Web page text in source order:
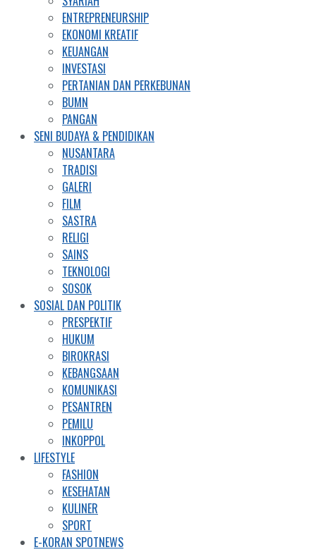
ENTREPRENEURSHIP
EKONOMI KREATIF
KEUANGAN
INVESTASI
PERTANIAN DAN PERKEBUNAN
BUMN
PANGAN
SENI BUDAYA & PENDIDIKAN
NUSANTARA
TRADISI
GALERI
FILM
SASTRA
RELIGI
SAINS
TEKNOLOGI
SOSOK
SOSIAL DAN POLITIK
PRESPEKTIF
HUKUM
BIROKRASI
KEBANGSAAN
KOMUNIKASI
PESANTREN
PEMILU
INKOPPOL
LIFESTYLE
FASHION
KESEHATAN
KULINER
SPORT
E-KORAN SPOTNEWS